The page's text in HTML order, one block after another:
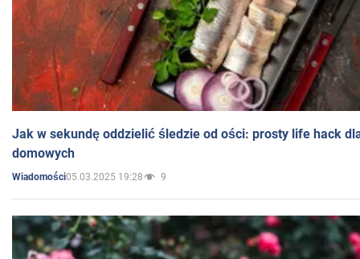
Jak w sekundę oddzielić śledzie od ości: prosty life hack
domowych
Wiadomości05.03.2025 19:28 9